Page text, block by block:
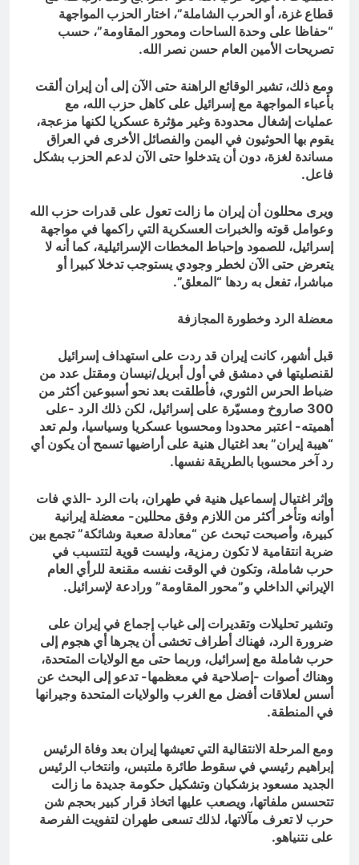
قطاع غزة، أو الحرب الشاملة”، اختار الحزب المواجهة
“حفاظا على وحدة الساحات ومحور المقاومة”، حسب
تصريحات الأمين العام حسن نصر الله.
ومع ذلك، تشير الوقائع الراهنة حتى الآن إلى أن إيران ألقت
بأعباء المواجهة مع إسرائيل على كاهل حزب الله، مع
عمليات إشغال محدودة وغير مؤثرة عسكريا لكنها مزعجة،
يقوم بها الحوثيون في اليمن والفصائل الأخرى في العراق
مساندة لغزة، دون أن يتدخلوا حتى الآن لدعم الحزب بشكل
فاعل.
ويرى محللون أن إيران ما زالت تعول على قدرات حزب الله
وعوامل قوته والخبرات العسكرية التي راكمها في مواجهة
إسرائيل، للصمود وإحباط المخطات الإسرائيلية، كما أنه لا
يتعرض حتى الآن لخطر وجودي يستوجب تدخلا كبيرا أو
مباشرا، تفعل به ردها “المعلق”.
معضلة الرد وخطورة المجازفة
قبل أشهر، كانت إيران قد ردت على استهداف إسرائيل
لقنصليتها في دمشق في أول أبريل/نيسان ومقتل عدد من
ضباط الحرس الثوري، فأطلقت بعد نحو أسبوعين أكثر من
300 صاروخ ومسيّرة على إسرائيل، لكن ذلك الرد -على
أهميته- اعتبر محدودا ومحسوبا عسكريا وسياسيا، ولم تعد
“هيبة إيران” بعد اغتيال هنية على أراضيها تسمح أن يكون أي
رد آخر محسوبا بالطريقة نفسها.
وإثر اغتيال إسماعيل هنية في طهران، بات الرد -الذي فات
أوانه وتأخر أكثر من اللازم وفق محللين- معضلة إيرانية
كبيرة، وأصبحت تبحث عن “معادلة صعبة وشائكة” تجمع بين
ضربة انتقامية لا تكون رمزية، وليست قوية لتتسبب في
حرب شاملة، وتكون في الوقت نفسه مقنعة للرأي العام
الإيراني الداخلي و”محور المقاومة” ورادعة لإسرائيل.
وتشير تحليلات وتقديرات إلى غياب إجماع في إيران على
ضرورة الرد، فهناك أطراف تخشى أن يجرها أي هجوم إلى
حرب شاملة مع إسرائيل، وربما حتى مع الولايات المتحدة،
وهناك أصوات -إصلاحية في معظمها- تدعو إلى البحث عن
أسس لعلاقات أفضل مع الغرب والولايات المتحدة وجيرانها
في المنطقة.
ومع المرحلة الانتقالية التي تعيشها إيران بعد وفاة الرئيس
إبراهيم رئيسي في سقوط طائرة ملتبس، وانتخاب الرئيس
الجديد مسعود بزشكيان وتشكيل حكومة جديدة ما زالت
تتحسس ملفاتها، ويصعب عليها اتخاذ قرار كبير بحجم شن
حرب لا تعرف مآلاتها، لذلك تسعى طهران لتفويت الفرصة
على نتنياهو.